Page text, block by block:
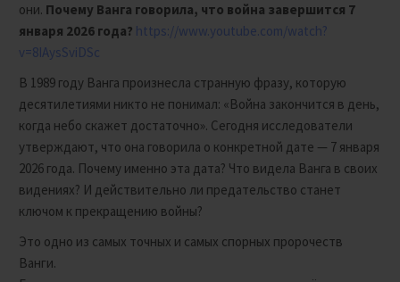
они. Почему Ванга говорила, что война завершится 7
января 2026 года? https://www.youtube.com/watch?
v=8IAysSviDSc
В 1989 году Ванга произнесла странную фразу, которую
десятилетиями никто не понимал: «Война закончится в день,
когда небо скажет достаточно». Сегодня исследователи
утверждают, что она говорила о конкретной дате — 7 января
2026 года. Почему именно эта дата? Что видела Ванга в своих
видениях? И действительно ли предательство станет
ключом к прекращению войны?
Это одно из самых точных и самых спорных пророчеств
Ванги.